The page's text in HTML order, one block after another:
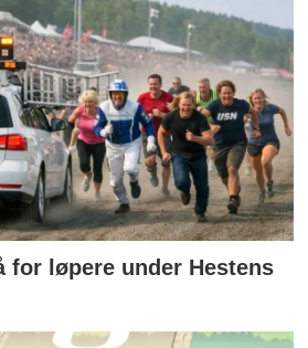
for løpere under Hestens